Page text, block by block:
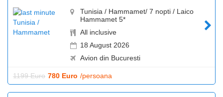
Tunisia / Hammamet/ 7 nopti / Laico
Hammamet 5*
All inclusive
18 August 2026
Avion din Bucuresti
1199 Euro 780 Euro /persoana